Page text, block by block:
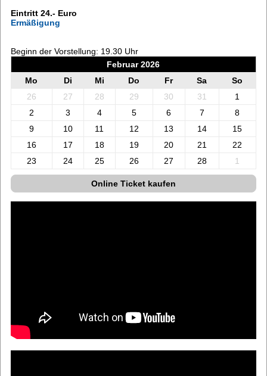
Eintritt 24.- Euro
Ermäßigung
Beginn der Vorstellung: 19.30 Uhr
Februar 2026
Mo
Di Mi Do Fr Sa
So
26
27 28 29 30 31
1
2
3 4 5 6 7
8
9
10 11 12 13 14
15
16
17 18 19 20 21
22
23
24 25 26 27 28 1
Online Ticket kaufen